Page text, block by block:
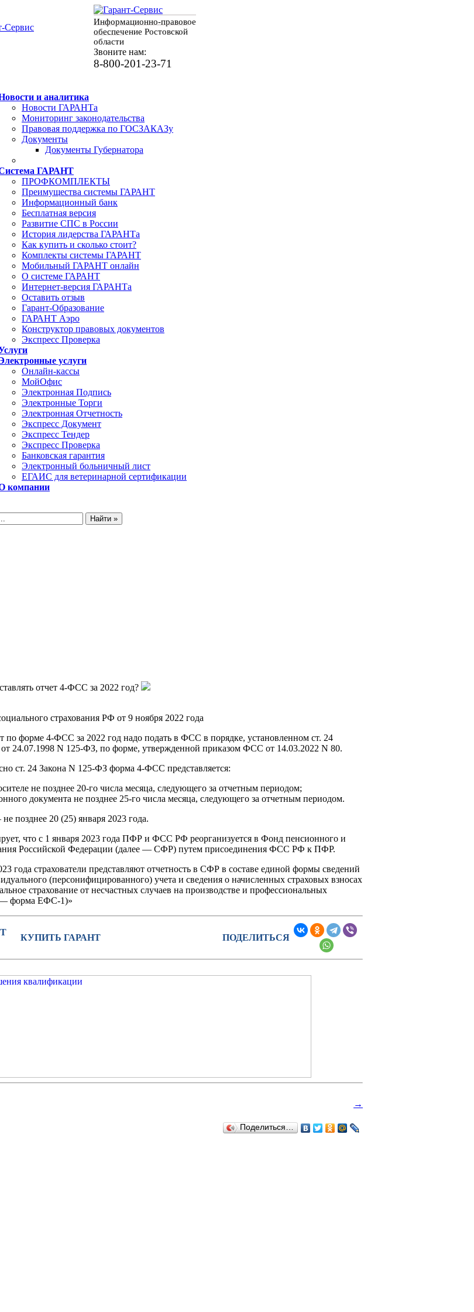
Информационно-правовое
обеспечение Ростовской
области
Звоните нам:
8-800-201-23-71
и аналитика
Новости ГАРАНТа
Мониторинг законодательства
Правовая поддержка по ГОСЗАКАЗу
Документы
Документы Губернатора
ГАРАНТ
ПРОФКОМПЛЕКТЫ
Преимущества системы ГАРАНТ
Информационный банк
Бесплатная версия
Развитие СПС в России
История лидерства ГАРАНТа
Как купить и сколько стоит?
Комплекты системы ГАРАНТ
Мобильный ГАРАНТ онлайн
О системе ГАРАНТ
Интернет-версия ГАРАНТа
Оставить отзыв
Гарант-Образование
ГАРАНТ Аэро
Конструктор правовых документов
Экспресс Проверка
услуги
Онлайн-кассы
МойОфис
Электронная Подпись
Электронные Торги
Электронная Oтчетность
Экспресс Документ
Экспресс Тендер
Экспресс Проверка
Банковская гарантия
Электронный больничный лист
ЕГАИС для ветеринарной сертификации
компании
отчет 4-ФСС за 2022 год?
страхования РФ от 9 ноября 2022 года
по форме 4-ФСС за 2022 год надо подать в ФСС в порядке, установленном ст. 24
от 24.07.1998 N 125-ФЗ, по форме, утвержденной приказом ФСС от 14.03.2022 N 80.
ст. 24 Закона N 125-ФЗ форма 4-ФСС представляется:
не позднее 20-го числа месяца, следующего за отчетным периодом;
документа не позднее 25-го числа месяца, следующего за отчетным периодом.
позднее 20 (25) января 2023 года.
что с 1 января 2023 года ПФР и ФСС РФ реорганизуется в Фонд пенсионного и
Российской Федерации (далее — СФР) путем присоединения ФСС РФ к ПФР.
года страхователи представляют отчетность в СФР в составе единой формы сведений
(персонифицированного) учета и сведения о начисленных страховых взносах
страхование от несчастных случаев на производстве и профессиональных
— форма ЕФС-1)»
КУПИТЬ ГАРАНТ ПОДЕЛИТЬСЯ
→
Поделиться…